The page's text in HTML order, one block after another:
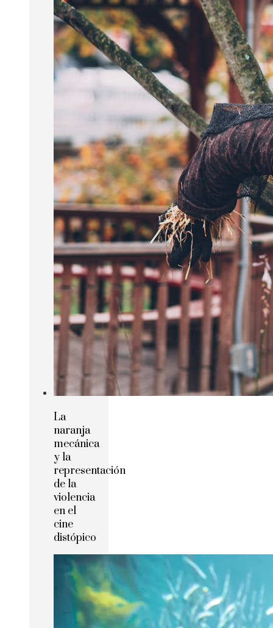
La
naranja
mecánica
y la
representación
de la
violencia
en el
cine
distópico